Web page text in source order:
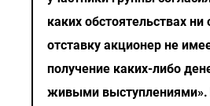
каких обстоятельствах
отставку акционер не
получение каких-либо
живыми выступлениями».